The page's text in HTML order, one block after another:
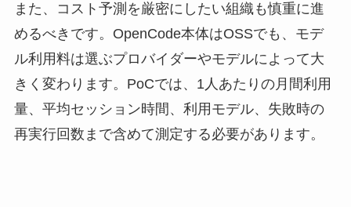
また、コスト予測を厳密にしたい組織も慎重に進
めるべきです。OpenCode本体はOSSでも、モデ
ル利用料は選ぶプロバイダーやモデルによって大
きく変わります。PoCでは、1人あたりの月間利用
量、平均セッション時間、利用モデル、失敗時の
再実行回数まで含めて測定する必要があります。